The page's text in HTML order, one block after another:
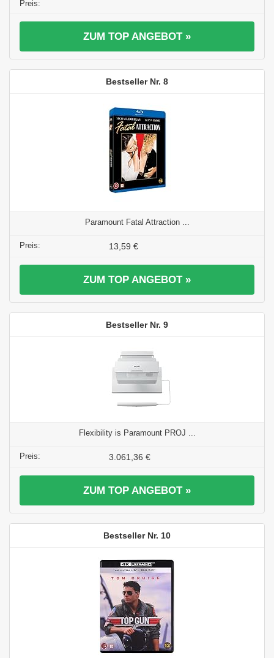
ZUM TOP ANGEBOT »
8
Paramount Fatal Attraction ...
13,59 €
ZUM TOP ANGEBOT »
9
Flexibility is Paramount PROJ ...
3.061,36 €
ZUM TOP ANGEBOT »
10